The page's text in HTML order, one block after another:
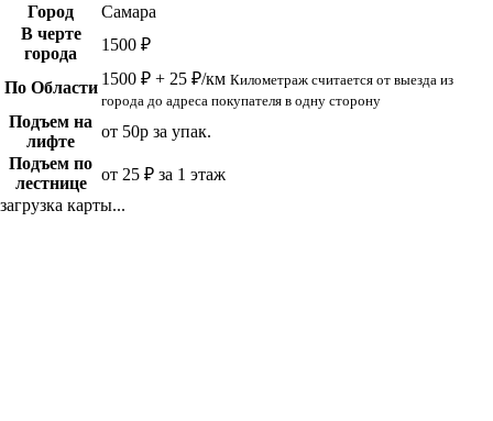
Город
Самара
В черте
города
1500 ₽
По Области 1500 ₽ + 25 ₽/км Километраж считается от выезда из
города до адреса покупателя в одну сторону
Подъем на
лифте
от 50р за упак.
Подъем по
лестнице
от 25 ₽ за 1 этаж
загрузка карты...